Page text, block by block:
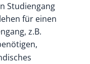
Studiengang
für einen
z.B.